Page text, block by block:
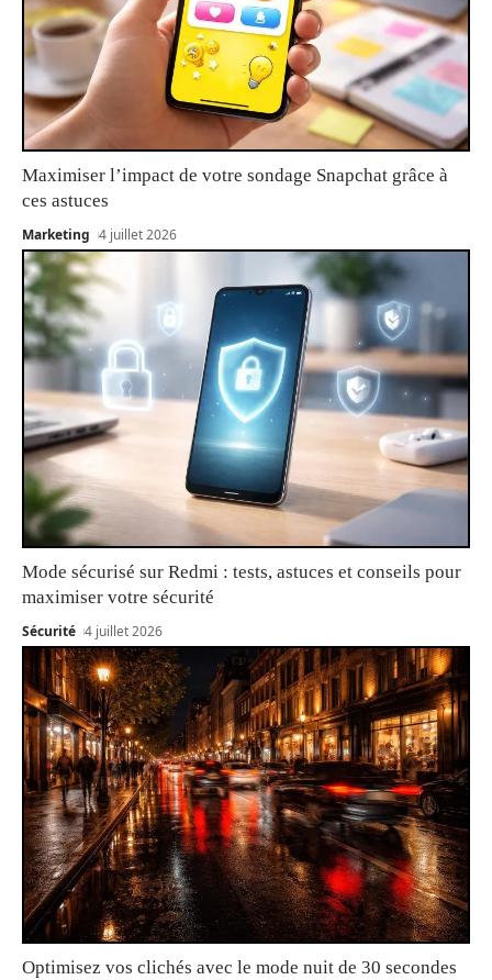
Maximiser l’impact de votre sondage Snapchat grâce à
ces astuces
Marketing 4 juillet 2026
Mode sécurisé sur Redmi : tests, astuces et conseils pour
maximiser votre sécurité
Sécurité 4 juillet 2026
Optimisez vos clichés avec le mode nuit de 30 secondes